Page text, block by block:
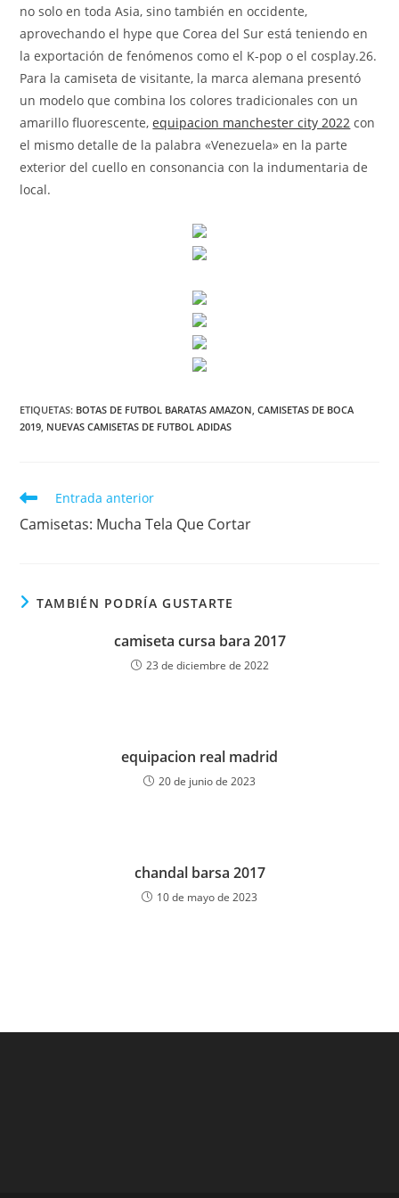
no solo en toda Asia, sino también en occidente,
aprovechando el hype que Corea del Sur está teniendo en
la exportación de fenómenos como el K-pop o el cosplay.26.
Para la camiseta de visitante, la marca alemana presentó
un modelo que combina los colores tradicionales con un
amarillo fluorescente,equipacion manchester city 2022 con
el mismo detalle de la palabra «Venezuela» en la parte
exterior del cuello en consonancia con la indumentaria de
local.
ETIQUETAS: BOTAS DE FUTBOL BARATAS AMAZON, CAMISETAS DE BOCA
2019, NUEVAS CAMISETAS DE FUTBOL ADIDAS
Leer
artículos
Entrada anterior
Camisetas: Mucha Tela Que Cortar
TAMBIÉN PODRÍA GUSTARTE
camiseta cursa bara 2017
23 de diciembre de 2022
equipacion real madrid
20 de junio de 2023
chandal barsa 2017
10 de mayo de 2023